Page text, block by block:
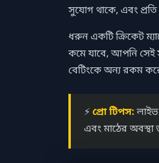
সুযোগ থাকে, এবং প্রতি
ধরুন একটি ক্রিকেট
কমে যাবে, আপনি সেই
বেটিংকে অন্য রকম
⚡প্রো টিপস:
এবং মাঠের অবস্থা